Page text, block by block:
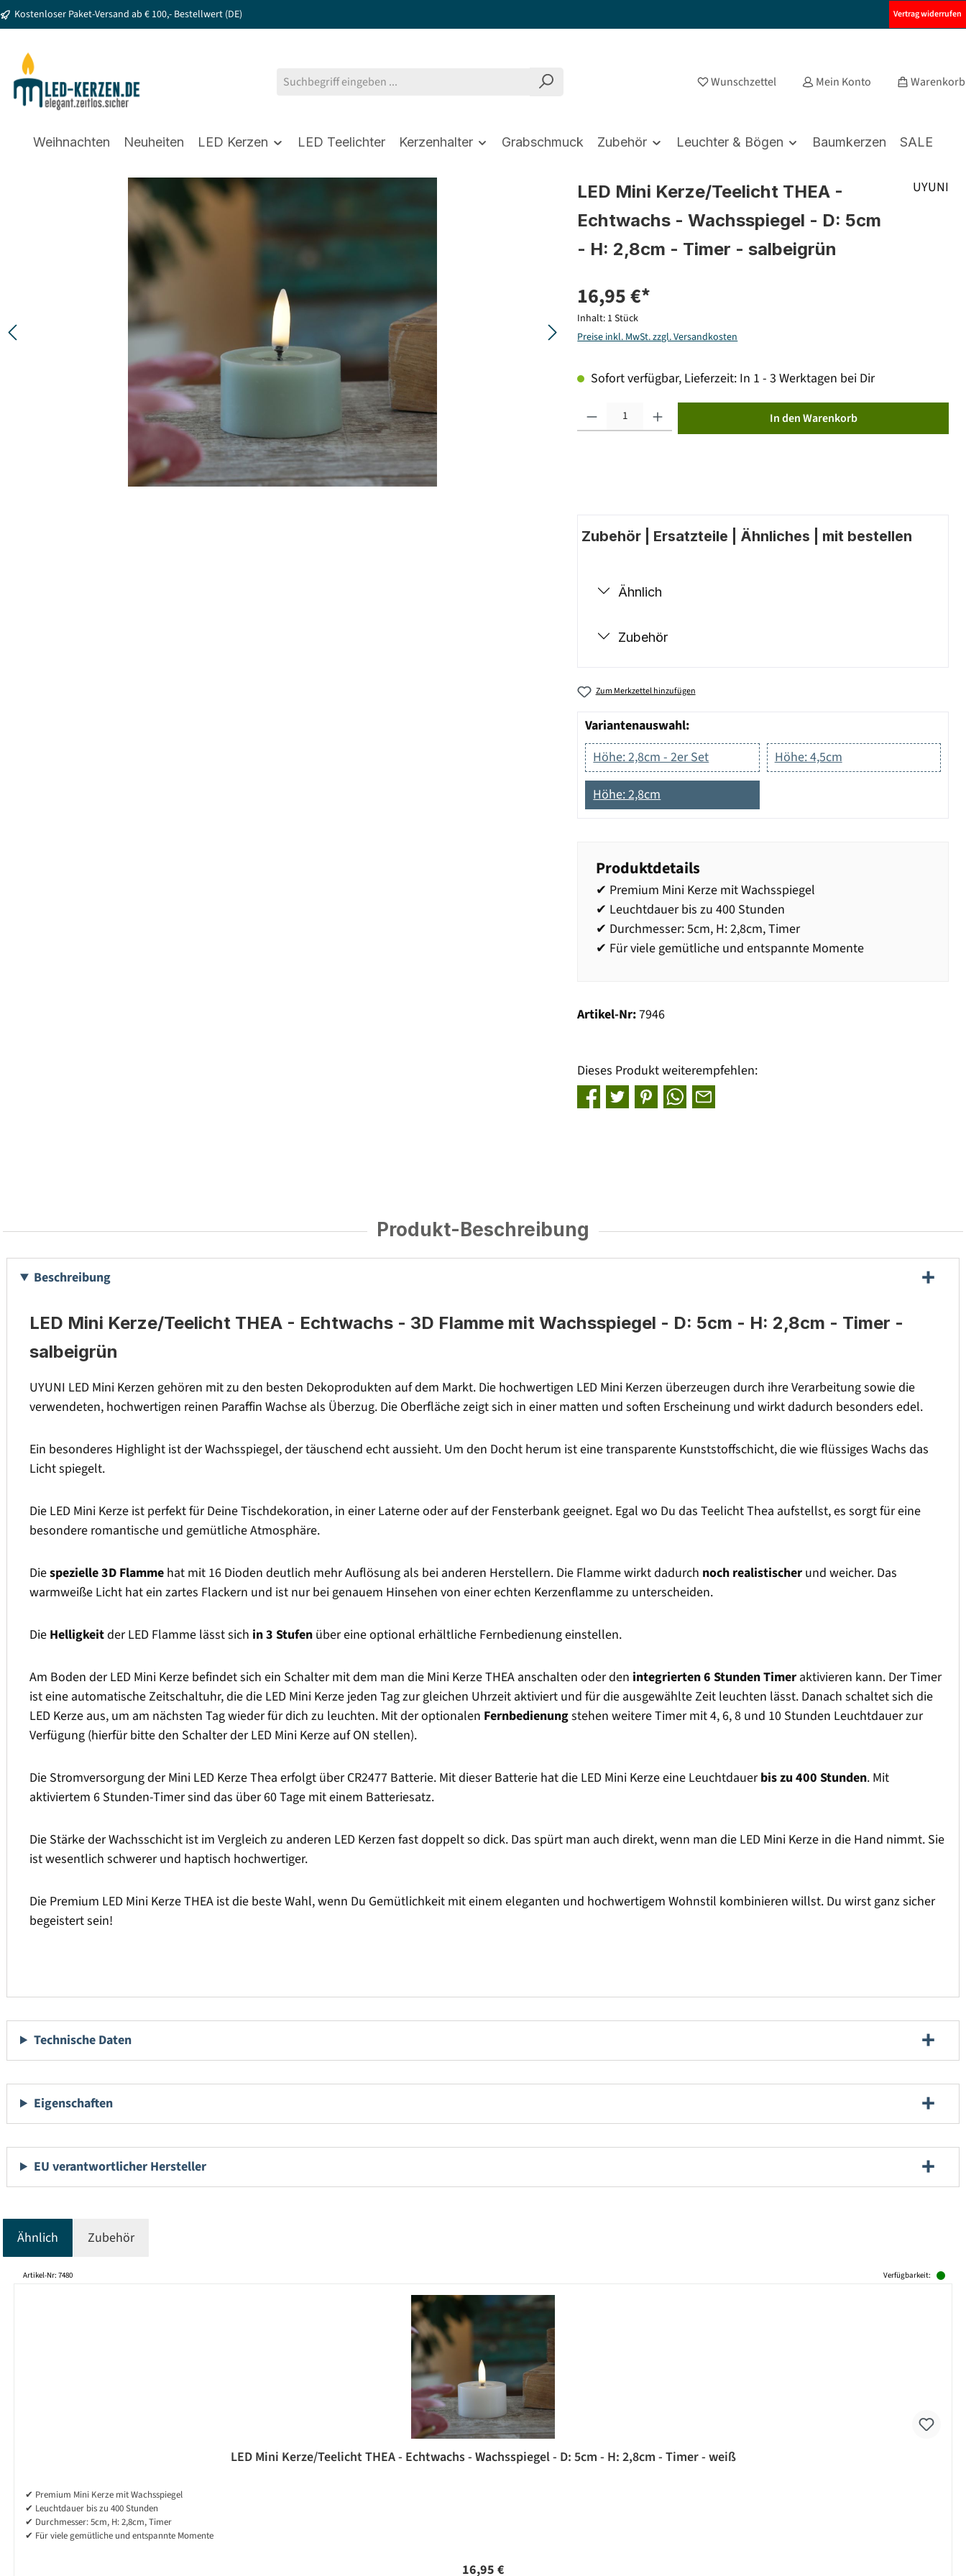
Zur Hauptnavigation springen
Kostenloser Paket-Versand ab € 100,- Bestellwert (DE) Vertrag widerrufen
Wunschzettel Mein Konto Warenkorb
Weihnachten Neuheiten LED Kerzen LED Teelichter Kerzenhalter Grabschmuck Zubehör Leuchter & Bögen Baumkerzen SALE
Bildergalerie überspringen
LED Mini Kerze/Teelicht THEA -
Echtwachs - Wachsspiegel - D: 5cm
- H: 2,8cm - Timer - salbeigrün
UYUNI
16,95 €*
Inhalt: 1 Stück
Preise inkl. MwSt. zzgl. Versandkosten
Sofort verfügbar, Lieferzeit: In 1 - 3 Werktagen bei Dir
In den Warenkorb
Zubehör | Ersatzteile | Ähnliches | mit bestellen
Ähnlich
Zubehör
Zum Merkzettel hinzufügen
Variantenauswahl:
Höhe: 2,8cm - 2er Set
Höhe: 4,5cm
Höhe: 2,8cm
Produktdetails
✔ Premium Mini Kerze mit Wachsspiegel
✔ Leuchtdauer bis zu 400 Stunden
✔ Durchmesser: 5cm, H: 2,8cm, Timer
✔ Für viele gemütliche und entspannte Momente
Artikel-Nr:7946
Dieses Produkt weiterempfehlen:
Produkt-Beschreibung
Beschreibung
LED Mini Kerze/Teelicht THEA - Echtwachs - 3D Flamme mit Wachsspiegel - D: 5cm - H: 2,8cm - Timer -
salbeigrün
UYUNI LED Mini Kerzen gehören mit zu den besten Dekoprodukten auf dem Markt. Die hochwertigen LED Mini Kerzen überzeugen durch ihre Verarbeitung sowie die
verwendeten, hochwertigen reinen Paraffin Wachse als Überzug. Die Oberfläche zeigt sich in einer matten und soften Erscheinung und wirkt dadurch besonders edel.
Ein besonderes Highlight ist der Wachsspiegel, der täuschend echt aussieht. Um den Docht herum ist eine transparente Kunststoffschicht, die wie flüssiges Wachs das
Licht spiegelt.
Die LED Mini Kerze ist perfekt für Deine Tischdekoration, in einer Laterne oder auf der Fensterbank geeignet. Egal wo Du das Teelicht Thea aufstellst, es sorgt für eine
besondere romantische und gemütliche Atmosphäre.
Diespezielle 3D Flamme hat mit 16 Dioden deutlich mehr Auflösung als bei anderen Herstellern. Die Flamme wirkt dadurch noch realistischer und weicher. Das
warmweiße Licht hat ein zartes Flackern und ist nur bei genauem Hinsehen von einer echten Kerzenflamme zu unterscheiden.
Die Helligkeitder LED Flamme lässt sich in 3 Stufen über eine optional erhältliche Fernbedienung einstellen.
Am Boden der LED Mini Kerze befindet sich ein Schalter mit dem man die Mini Kerze THEA anschalten oder den integrierten 6 Stunden Timer aktivieren kann. Der Timer
ist eine automatische Zeitschaltuhr, die die LED Mini Kerze jeden Tag zur gleichen Uhrzeit aktiviert und für die ausgewählte Zeit leuchten lässt. Danach schaltet sich die
LED Kerze aus, um am nächsten Tag wieder für dich zu leuchten. Mit der optionalen Fernbedienungstehen weitere Timer mit 4, 6, 8 und 10 Stunden Leuchtdauer zur
Verfügung (hierfür bitte den Schalter der LED Mini Kerze auf ON stellen).
Die Stromversorgung der Mini LED Kerze Thea erfolgt über CR2477 Batterie. Mit dieser Batterie hat die LED Mini Kerze eine Leuchtdauerbis zu 400 Stunden. Mit
aktiviertem 6 Stunden-Timer sind das über 60 Tage mit einem Batteriesatz.
Die Stärke der Wachsschicht ist im Vergleich zu anderen LED Kerzen fast doppelt so dick. Das spürt man auch direkt, wenn man die LED Mini Kerze in die Hand nimmt. Sie
ist wesentlich schwerer und haptisch hochwertiger.
Die Premium LED Mini Kerze THEA ist die beste Wahl, wenn Du Gemütlichkeit mit einem eleganten und hochwertigem Wohnstil kombinieren willst. Du wirst ganz sicher
begeistert sein!
Technische Daten
Eigenschaften
EU verantwortlicher Hersteller
Ähnlich Zubehör
Produktgalerie überspringen
Artikel-Nr: 7480 Verfügbarkeit:
LED Mini Kerze/Teelicht THEA - Echtwachs - Wachsspiegel - D: 5cm - H: 2,8cm - Timer - weiß
✔ Premium Mini Kerze mit Wachsspiegel
✔ Leuchtdauer bis zu 400 Stunden
✔ Durchmesser: 5cm, H: 2,8cm, Timer
✔ Für viele gemütliche und entspannte Momente
Regulärer Preis:
16,95 €